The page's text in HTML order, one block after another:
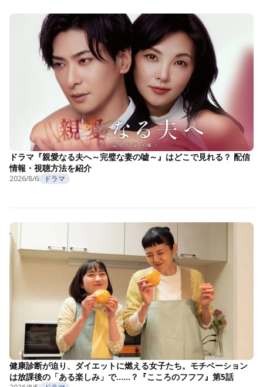
ドラマ『親愛なる夫へ～完璧な妻の嘘～』はどこで見れる？ 配信
情報・視聴方法を紹介
2026/8/6 ドラマ
健康診断が迫り、ダイエットに燃える女子たち。モチベーション
は放課後の「ある楽しみ」で……？『こころのフフフ』第5話